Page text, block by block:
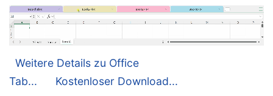
Weitere Details zu Office
Tab...
Kostenloser Download...